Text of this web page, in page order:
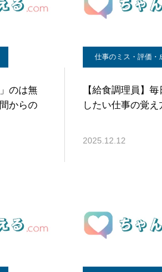
のは無
からの
仕事のミス・評価・
【給食調理員】
したい仕事の覚
2025.12.12